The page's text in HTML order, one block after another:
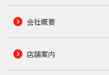
会社概要
店舗案内